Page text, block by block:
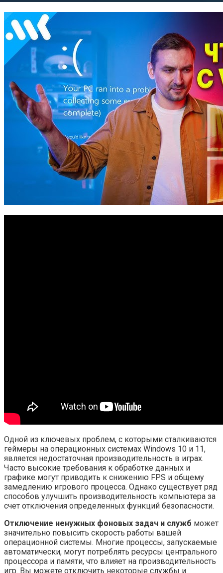
Одной из ключевых проблем, с которыми сталкиваются
геймеры на операционных системах Windows 10 и 11,
является недостаточная производительность в играх.
Часто высокие требования к обработке данных и
графике могут приводить к снижению FPS и общему
замедлению игрового процесса. Однако существует ряд
способов улучшить производительность компьютера за
счет отключения определенных функций безопасности.
Отключение ненужных фоновых задач и служб может
значительно повысить скорость работы вашей
операционной системы. Многие процессы, запускаемые
автоматически, могут потреблять ресурсы центрального
процессора и памяти, что влияет на производительность
игр. Вы можете отключить некоторые службы и